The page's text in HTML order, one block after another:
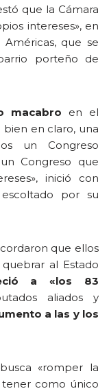
que la Cámara
intereses», en
que se
porteño de
macabro en el
bien en claro, una
un Congreso
Congreso que
inició con
por su
que ellos
al Estado
a «los 83
aliados y
a las y los
«romper la
como único